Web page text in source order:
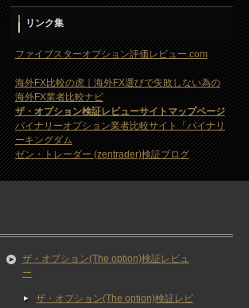
リンク集
ファイブスターオプション評価レビュー.com
海外FX比較の虎｜海外FX選びで失敗しない為の
海外FX業者比較ナビ
ザ・オプション検証レビューサイトマップページ
バイナリーオプション業者比較サイト「バイナリ
ーキングダム
ゼン・トレーダー (zentrader)検証ブログ
ザ・オプション(The option)検証レビュ
ー
ザ・オプション(The option)検証レビ